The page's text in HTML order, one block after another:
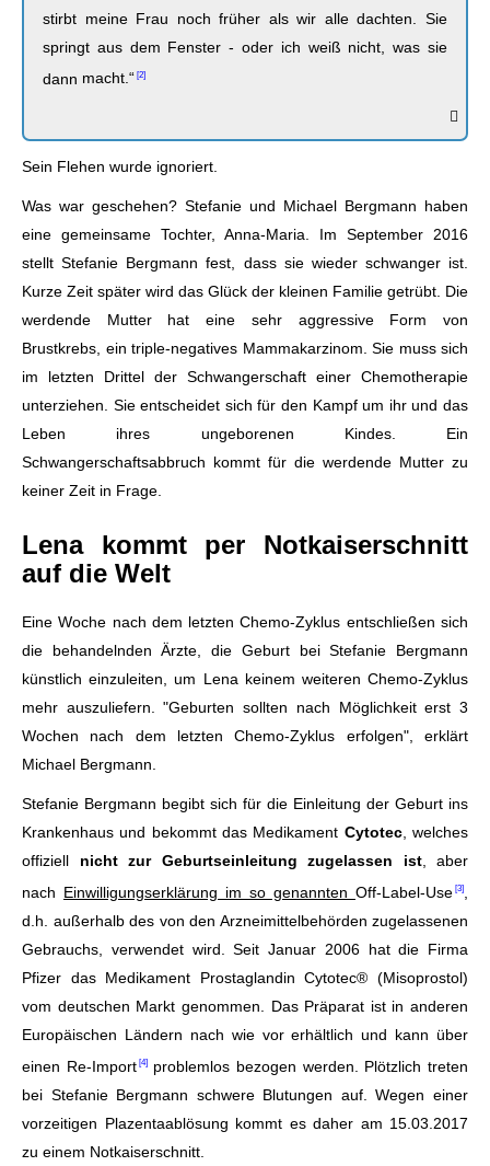
stirbt meine Frau noch früher als wir alle dachten. Sie
springt aus dem Fenster - oder ich weiß nicht, was sie
dann macht.“
Sein Flehen wurde ignoriert.
Was war geschehen? Stefanie und Michael Bergmann haben
eine gemeinsame Tochter, Anna-Maria. Im September 2016
stellt Stefanie Bergmann fest, dass sie wieder schwanger ist.
Kurze Zeit später wird das Glück der kleinen Familie getrübt. Die
werdende Mutter hat eine sehr aggressive Form von
Brustkrebs, ein triple-negatives Mammakarzinom. Sie muss sich
im letzten Drittel der Schwangerschaft einer Chemotherapie
unterziehen. Sie entscheidet sich für den Kampf um ihr und das
Leben ihres ungeborenen Kindes. Ein
Schwangerschaftsabbruch kommt für die werdende Mutter zu
keiner Zeit in Frage.
Lena kommt per Notkaiserschnitt
auf die Welt
Eine Woche nach dem letzten Chemo-Zyklus entschließen sich
die behandelnden Ärzte, die Geburt bei Stefanie Bergmann
künstlich einzuleiten, um Lena keinem weiteren Chemo-Zyklus
mehr auszuliefern. "Geburten sollten nach Möglichkeit erst 3
Wochen nach dem letzten Chemo-Zyklus erfolgen", erklärt
Michael Bergmann.
Stefanie Bergmann begibt sich für die Einleitung der Geburt ins
Krankenhaus und bekommt das Medikament Cytotec, welches
offiziell nicht zur Geburtseinleitung zugelassen ist, aber
nach Einwilligungserklärung im so genannten Off-Label-Use
d.h. außerhalb des von den Arzneimittelbehörden zugelassenen
Gebrauchs, verwendet wird. Seit Januar 2006 hat die Firma
Pfizer das Medikament Prostaglandin Cytotec® (Misoprostol)
vom deutschen Markt genommen. Das Präparat ist in anderen
Europäischen Ländern nach wie vor erhältlich und kann über
einen Re-Import
problemlos bezogen werden. Plötzlich treten
bei Stefanie Bergmann schwere Blutungen auf. Wegen einer
vorzeitigen Plazentaablösung kommt es daher am 15.03.2017
zu einem Notkaiserschnitt.